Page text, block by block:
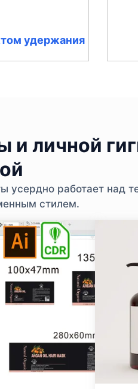
удержания
личной
работает над
стилем.